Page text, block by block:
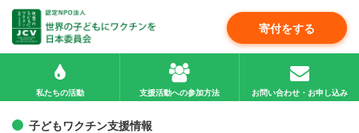
寄付をする
私たちの活動 支援活動への参加方法 お問い合わせ・お申し込み
子どもワクチン支援情報